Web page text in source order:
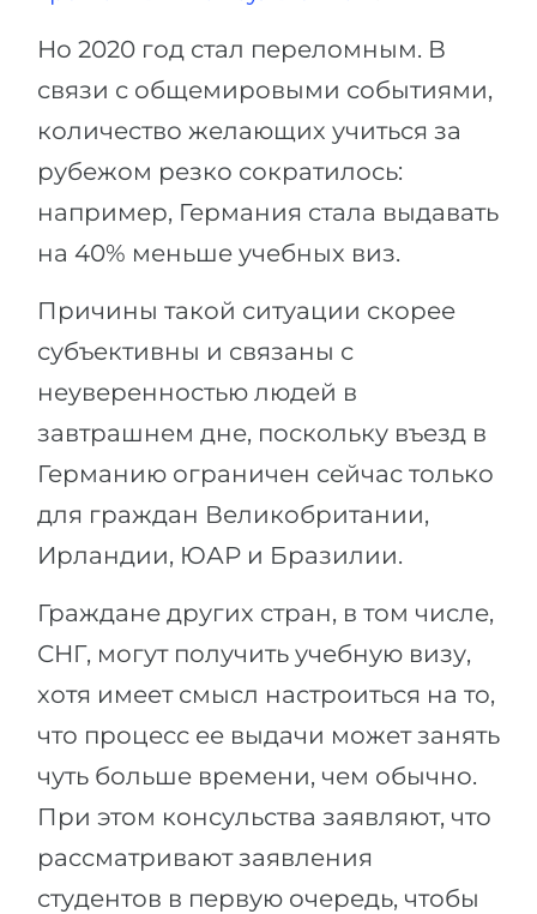
Но 2020 год стал переломным. В
связи с общемировыми событиями,
количество желающих учиться за
рубежом резко сократилось:
например, Германия стала выдавать
на 40% меньше учебных виз.
Причины такой ситуации скорее
субъективны и связаны с
неуверенностью людей в
завтрашнем дне, поскольку въезд в
Германию ограничен сейчас только
для граждан Великобритании,
Ирландии, ЮАР и Бразилии.
Граждане других стран, в том числе,
СНГ, могут получить учебную визу,
хотя имеет смысл настроиться на то,
что процесс ее выдачи может занять
чуть больше времени, чем обычно.
При этом консульства заявляют, что
рассматривают заявления
студентов в первую очередь, чтобы